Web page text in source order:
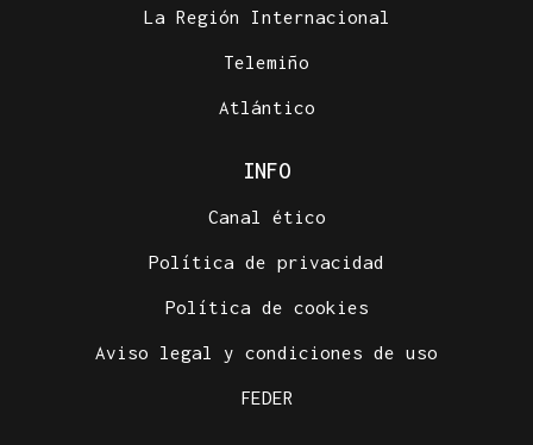
La Región Internacional
Telemiño
Atlántico
INFO
Canal ético
Política de privacidad
Política de cookies
Aviso legal y condiciones de uso
FEDER